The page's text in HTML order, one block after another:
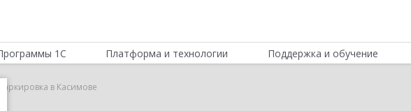
1С Платформа и технологии Поддержка и обучение
в Касимове